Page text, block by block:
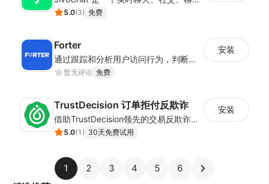
5.0(3) 免费
Forter
通过跟踪和分析用户访问行为，判断用户下单意图，减少欺诈购买
暂无评论 免费
安装
TrustDecision 订单拒付反欺诈
借助TrustDecision领先的交易反欺诈技术，大幅降低欺诈订单占比，为您的收入保驾护航
5.0(1 ) 30天免费试用
安装
1 2 3 4 5 6